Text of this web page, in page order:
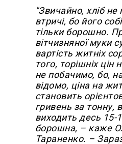
"Звичайно, хліб
втричі, бо його
тільки борошно.
вітчизняної муки
вартість житніх
того, торішніх
не побачимо, бо,
відомо, ціна на
становить
гривень за тонну,
виходить десь 15-
борошна, – каже
Тараненко. –